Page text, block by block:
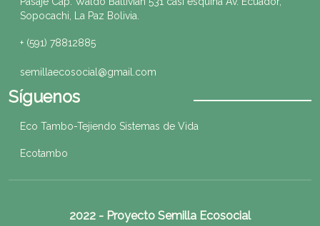
Sopocachi, La Paz Bolivia.
+ (591) 78812885
semillaecosocial@gmail.com
Síguenos
Eco Tambo-Tejiendo Sistemas de Vida
Ecotambo
2022 - Proyecto Semilla Ecosocial